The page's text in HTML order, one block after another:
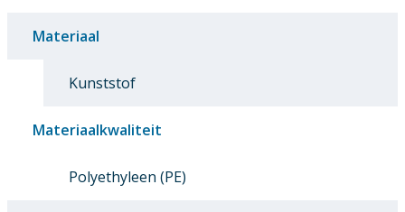
Materiaal
Kunststof
Materiaalkwaliteit
Polyethyleen (PE)